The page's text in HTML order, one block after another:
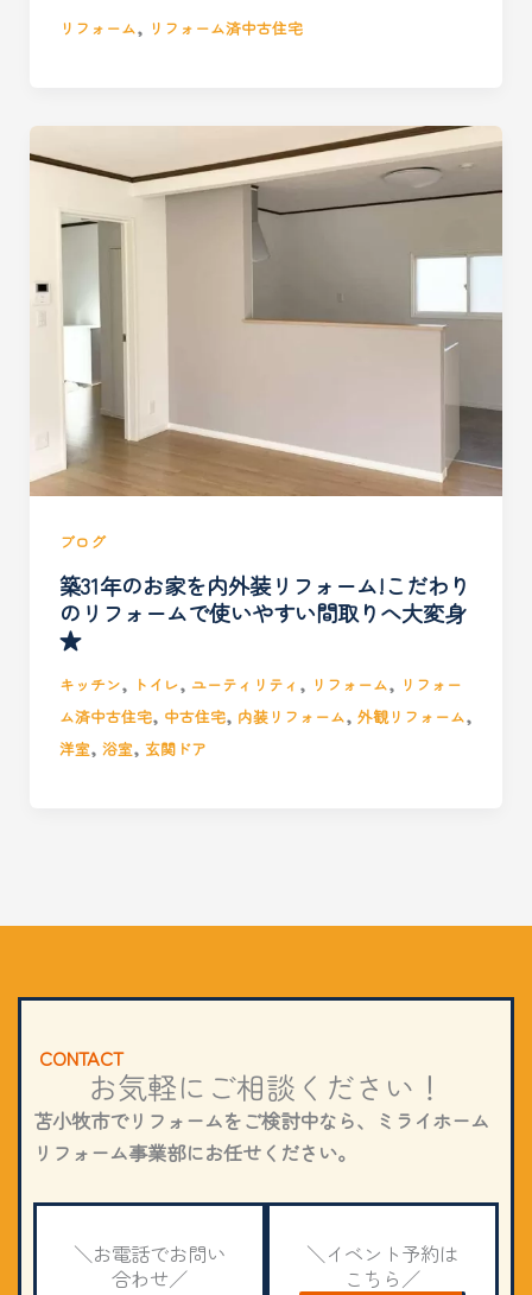
リフォーム, リフォーム済中古住宅
ブログ
築31年のお家を内外装リフォーム!こだわり
のリフォームで使いやすい間取りへ大変身
★
キッチン, トイレ, ユーティリティ , リフォーム, リフォー
ム済中古住宅, 中古住宅, 内装リフォーム, 外観リフォーム,
洋室, 浴室, 玄関ドア
CONTACT
お気軽にご相談ください！
苫小牧市でリフォームをご検討中なら、ミライホーム
リフォーム事業部にお任せください。
＼お電話でお問い
合わせ／
＼イベント予約は
こちら／